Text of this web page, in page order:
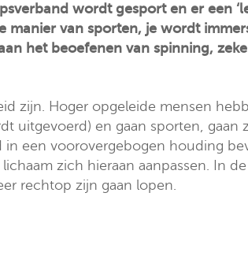
wordt gesport en er een
van sporten, je wordt
het beoefenen van spinning,
zijn. Hoger opgeleide mensen
uitgevoerd) en gaan sporten, gaan
een voorovergebogen houding
zich hieraan aanpassen. In
rechtop zijn gaan lopen.